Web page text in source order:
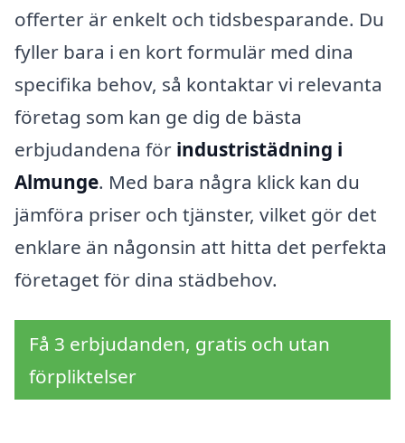
offerter är enkelt och tidsbesparande. Du
fyller bara i en kort formulär med dina
specifika behov, så kontaktar vi relevanta
företag som kan ge dig de bästa
erbjudandena för industristädning i
Almunge. Med bara några klick kan du
jämföra priser och tjänster, vilket gör det
enklare än någonsin att hitta det perfekta
företaget för dina städbehov.
Få 3 erbjudanden, gratis och utan
förpliktelser